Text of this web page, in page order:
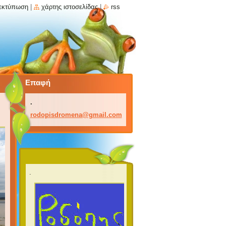
Επαφή
.
rodopisd romena@gmail.com
.
χάρτης ιστοσελίδας | rss